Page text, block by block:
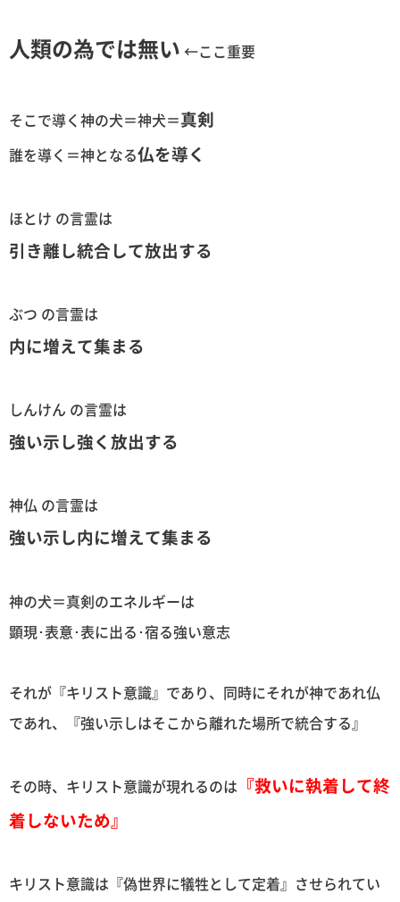
人類の為では無い ←ここ重要
そこで導く神の犬＝神犬＝真剣
誰を導く＝神となる仏を導く
ほとけ の言霊は
引き離し統合して放出する
ぶつ の言霊は
内に増えて集まる
しんけん の言霊は
強い示し強く放出する
神仏 の言霊は
強い示し内に増えて集まる
神の犬＝真剣のエネルギーは
顕現･表意･表に出る･宿る強い意志
それが『キリスト意識』であり、同時にそれが神であれ仏
であれ、『強い示しはそこから離れた場所で統合する』
その時、キリスト意識が現れるのは 『救いに執着して終
着しないため』
キリスト意識は『偽世界に犠牲として定着』させられてい